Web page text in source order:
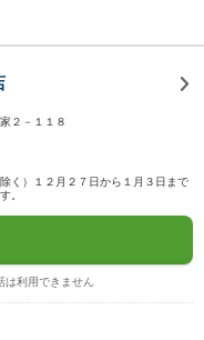
２－１１８
く）１２月２７日から１月３日まで
。
利用できません